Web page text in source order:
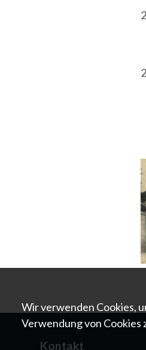
Kontakt
Wir verwenden Cookies,
Verwendung von Cookies